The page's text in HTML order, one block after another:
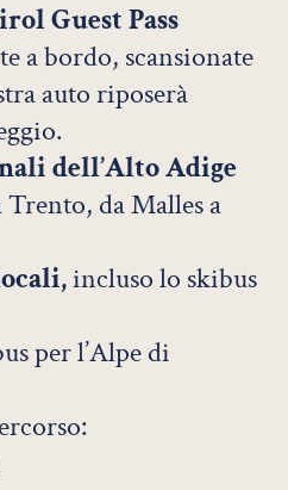
Guest Pass
a bordo, scansionate
auto riposerà
dell’Alto Adige
da Malles a
incluso lo skibus
per l’Alpe di